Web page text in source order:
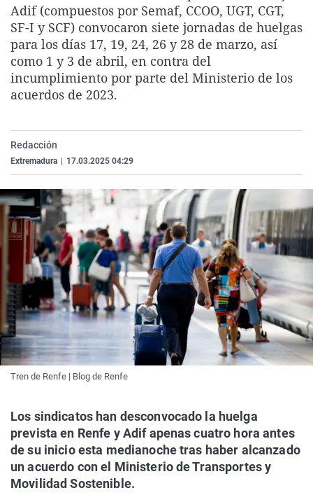
La rosa de los vientos
Gente viajera
Como el perro y el
Caso
Retornados
Equipo de
Operación Viuda
Extremadura
Galicia
La Rioja
Navarra
Virales
Televisión
Elecciones
Adif (compuestos por Semaf, CCOO, UGT, CGT,
SF-I y SCF) convocaron siete jornadas de huelgas
para los días 17, 19, 24, 26 y 28 de marzo, así
como 1 y 3 de abril, en contra del
incumplimiento por parte del Ministerio de los
acuerdos de 2023.
Redacción
Extremadura 17.03.2025 04:29
Tren de Renfe | Blog de Renfe
Los sindicatos han desconvocado la huelga
prevista en Renfe y Adif apenas cuatro hora antes
de su inicio esta medianoche tras haber alcanzado
un acuerdo con el Ministerio de Transportes y
Movilidad Sostenible.